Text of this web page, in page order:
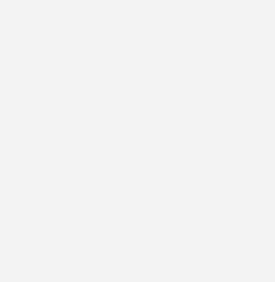
auf 1,024 Milliarden Euro gesteigert. Der Ertrag
um 26,3 Prozent gewachsen. Das
durch den nordamerikanischen Markt
Heiz-, Lüftungs- und
Group ist im Geschäftsjahr 2013 weiter
stiegen um rund zwei Prozent auf 2,38